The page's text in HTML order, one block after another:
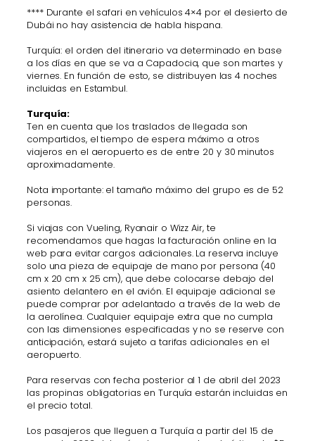
**** Durante el safari en vehículos 4×4 por el desierto de
Dubái no hay asistencia de habla hispana.
Turquía: el orden del itinerario va determinado en base
a los días en que se va a Capadocia, que son martes y
viernes. En función de esto, se distribuyen las 4 noches
incluidas en Estambul.
Turquía:
Ten en cuenta que los traslados de llegada son
compartidos, el tiempo de espera máximo a otros
viajeros en el aeropuerto es de entre 20 y 30 minutos
aproximadamente.
Nota importante: el tamaño máximo del grupo es de 52
personas.
Si viajas con Vueling, Ryanair o Wizz Air, te
recomendamos que hagas la facturación online en la
web para evitar cargos adicionales. La reserva incluye
solo una pieza de equipaje de mano por persona (40
cm x 20 cm x 25 cm), que debe colocarse debajo del
asiento delantero en el avión. El equipaje adicional se
puede comprar por adelantado a través de la web de
la aerolínea. Cualquier equipaje extra que no cumpla
con las dimensiones especificadas y no se reserve con
anticipación, estará sujeto a tarifas adicionales en el
aeropuerto.
Para reservas con fecha posterior al 1 de abril del 2023
las propinas obligatorias en Turquía estarán incluidas en
el precio total.
Los pasajeros que lleguen a Turquía a partir del 15 de